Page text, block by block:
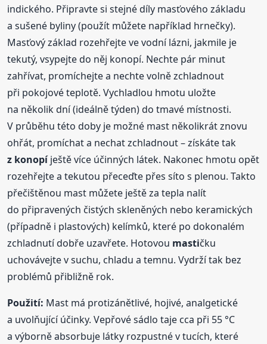
indického. Připravte si stejné díly masťového základu
a sušené byliny (použít můžete například hrnečky).
Masťový základ rozehřejte ve vodní lázni, jakmile je
tekutý, vsypejte do něj konopí. Nechte pár minut
zahřívat, promíchejte a nechte volně zchladnout
při pokojové teplotě. Vychladlou hmotu uložte
na několik dní (ideálně týden) do tmavé místnosti.
V průběhu této doby je možné mast několikrát znovu
ohřát, promíchat a nechat zchladnout – získáte tak
z konopíještě více účinných látek. Nakonec hmotu opět
rozehřejte a tekutou přeceďte přes síto s plenou. Takto
přečištěnou mast můžete ještě za tepla nalít
do připravených čistých skleněných nebo keramických
(případně i plastových) kelímků, které po dokonalém
zchladnutí dobře uzavřete. Hotovou mastičku
uchovávejte v suchu, chladu a temnu. Vydrží tak bez
problémů přibližně rok.
Použití: Mast má protizánětlivé, hojivé, analgetické
a uvolňující účinky. Vepřové sádlo taje cca při 55 °C
a výborně absorbuje látky rozpustné v tucích, které